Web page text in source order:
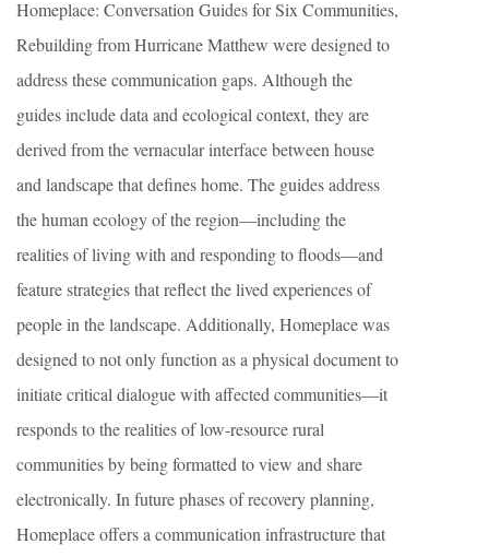
Homeplace: Conversation Guides for Six Communities,
Rebuilding from Hurricane Matthew were designed to
address these communication gaps. Although the
guides include data and ecological context, they are
derived from the vernacular interface between house
and landscape that defines home. The guides address
the human ecology of the region—including the
realities of living with and responding to floods—and
feature strategies that reflect the lived experiences of
people in the landscape. Additionally, Homeplace was
designed to not only function as a physical document to
initiate critical dialogue with affected communities—it
responds to the realities of low-resource rural
communities by being formatted to view and share
electronically. In future phases of recovery planning,
Homeplace offers a communication infrastructure that